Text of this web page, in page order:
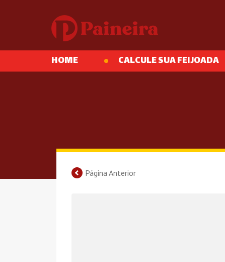
HOME CALCULE SUA FEIJOADA
Página Anterior